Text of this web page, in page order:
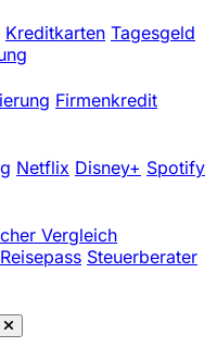
Kreditkarten Tagesgeld
Firmenkredit
Netflix Disney+ Spotify
Vergleich
Reisepass Steuerberater